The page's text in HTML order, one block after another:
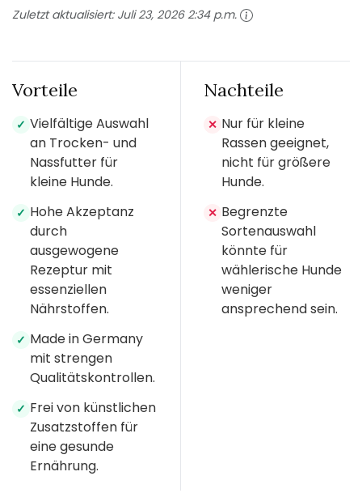
Zuletzt aktualisiert: Juli 23, 2026 2:34 p.m.
Vorteile
✓ Vielfältige Auswahl
an Trocken- und
Nassfutter für
kleine Hunde.
✓ Hohe Akzeptanz
durch
ausgewogene
Rezeptur mit
essenziellen
Nährstoffen.
✓ Made in Germany
mit strengen
Qualitätskontrollen.
✓ Frei von künstlichen
Zusatzstoffen für
eine gesunde
Ernährung.
Nachteile
✕ Nur für kleine
Rassen geeignet,
nicht für größere
Hunde.
✕ Begrenzte
Sortenauswahl
könnte für
wählerische Hunde
weniger
ansprechend sein.